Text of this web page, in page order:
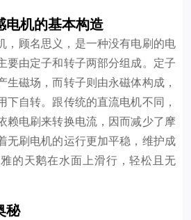
电机的基本构造
，顾名思义，是一种没有电刷的电
要由定子和转子两部分组成。定子
生磁场，而转子则由永磁体构成，
下自转。跟传统的直流电机不同，
赖电刷来转换电流，因而减少了摩
无刷电机的运行更加平稳，维护成
的天鹅在水面上滑行，轻松且无
秘